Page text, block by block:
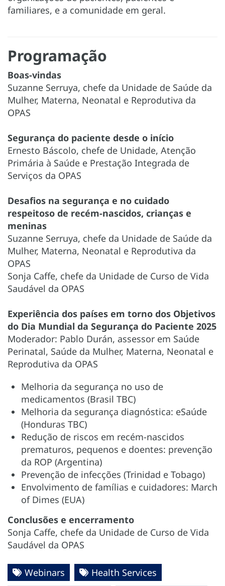
familiares, e a comunidade em geral.
Programação
Boas-vindas
Suzanne Serruya, chefe da Unidade de Saúde da
Mulher, Materna, Neonatal e Reprodutiva da
OPAS
Segurança do paciente desde o início
Ernesto Báscolo, chefe de Unidade, Atenção
Primária à Saúde e Prestação Integrada de
Serviços da OPAS
Desafios na segurança e no cuidado
respeitoso de recém-nascidos, crianças e
meninas
Suzanne Serruya, chefe da Unidade de Saúde da
Mulher, Materna, Neonatal e Reprodutiva da
OPAS
Sonja Caffe, chefe da Unidade de Curso de Vida
Saudável da OPAS
Experiência dos países em torno dos Objetivos
do Dia Mundial da Segurança do Paciente 2025
Moderador: Pablo Durán, assessor em Saúde
Perinatal, Saúde da Mulher, Materna, Neonatal e
Reprodutiva da OPAS
Melhoria da segurança no uso de
medicamentos (Brasil TBC)
Melhoria da segurança diagnóstica: eSaúde
(Honduras TBC)
Redução de riscos em recém-nascidos
prematuros, pequenos e doentes: prevenção
da ROP (Argentina)
Prevenção de infecções (Trinidad e Tobago)
Envolvimento de famílias e cuidadores: March
of Dimes (EUA)
Conclusões e encerramento
Sonja Caffe, chefe da Unidade de Curso de Vida
Saudável da OPAS
Webinars
Health Services